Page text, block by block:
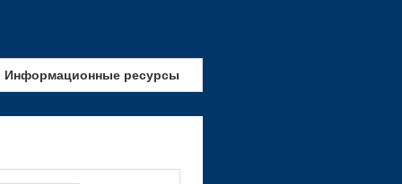
Информационные ресурсы